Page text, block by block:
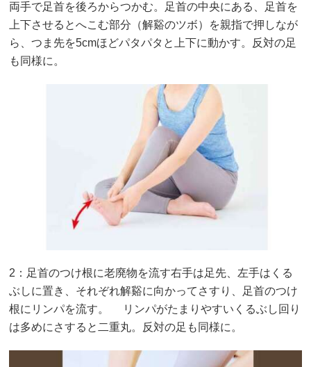
両手で足首を後ろからつかむ。足首の中央にある、足首を
上下させるとへこむ部分（解谿のツボ）を親指で押しなが
ら、つま先を5cmほどパタパタと上下に動かす。反対の足
も同様に。
2：足首のつけ根に老廃物を流す右手は足先、左手はくる
ぶしに置き、それぞれ解谿に向かってさすり、足首のつけ
根にリンパを流す。 リンパがたまりやすいくるぶし回り
は多めにさすると二重丸。反対の足も同様に。